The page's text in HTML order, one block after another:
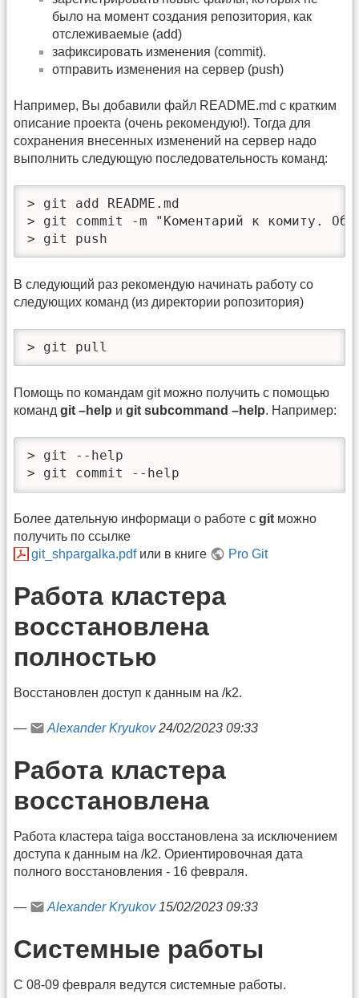
было на момент создания репозитория, как
отслеживаемые (add)
зафиксировать изменения (commit).
отправить изменения на сервер (push)
Например, Вы добавили файл README.md с кратким
описание проекта (очень рекомендую!). Тогда для
сохранения внесенных изменений на сервер надо
выполнить следующую последовательность команд:
> git add README.md
> git commit -m "Коментарий к комиту.
> git push
В следующий раз рекомендую начинать работу со
следующих команд (из директории ропозитория)
> git pull
Помощь по командам git можно получить с помощью
команд git –help и git subcommand –help. Например:
> git --help
> git commit --help
Более дательную информаци о работе с git можно
получить по ссылке
git_shpargalka.pdfили в книге Pro Git
Работа кластера
восстановлена
полностью
Восстановлен доступ к данным на /k2.
— Alexander Kryukov24/02/2023 09:33
Работа кластера
восстановлена
Работа кластера taiga восстановлена за исключением
доступа к данным на /k2. Ориентировочная дата
полного восстановления - 16 февраля.
— Alexander Kryukov15/02/2023 09:33
Системные работы
С 08-09 февраля ведутся системные работы.